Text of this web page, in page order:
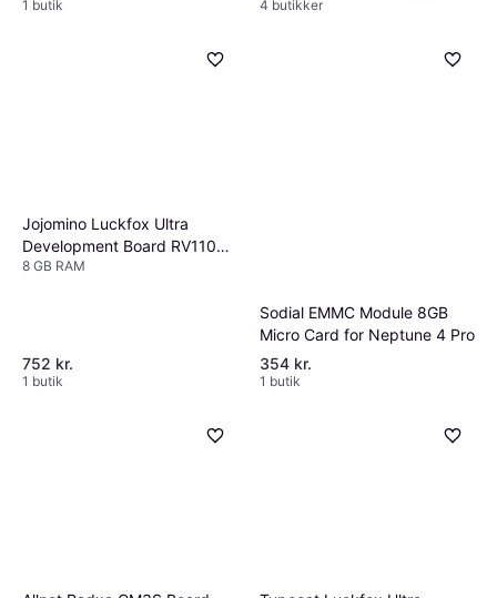
1 butik
4 butikker
Jojomino Luckfox Ultra
Development Board RV1106
Micro-Linux 8GB EMMC
8 GB RAM
752 kr.
1 butik
Sodial EMMC Module 8GB
Micro Card for Neptune 4 Pro
354 kr.
1 butik